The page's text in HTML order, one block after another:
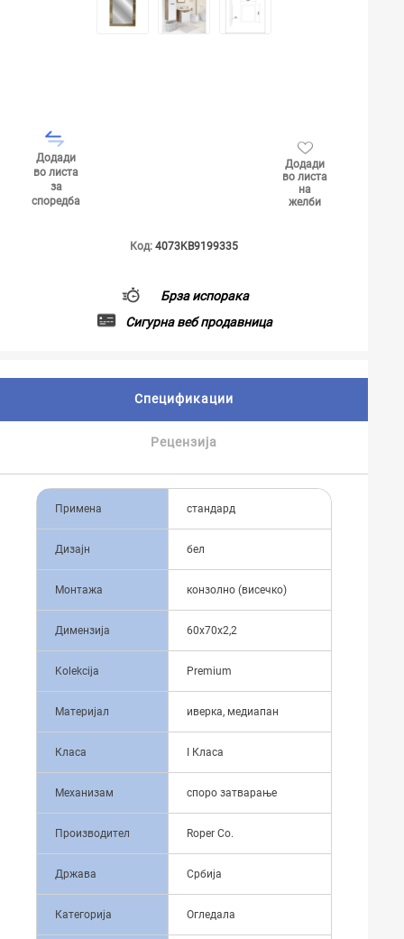
Додади
во листа
за
споредба
Додади
во листа
на
желби
Код: 4073KB9199335
Брза испорака
Сигурна веб продавница
Спецификации
Рецензија
Примена стандард
Дизајн бел
Монтажа конзолно (висечко)
Димензија 60x70x2,2
Kolekcija Premium
Материјал иверка, медиапан
Класа I Класа
Механизам споро затварање
Производител Roper Co.
Држава Србија
Категорија Огледала